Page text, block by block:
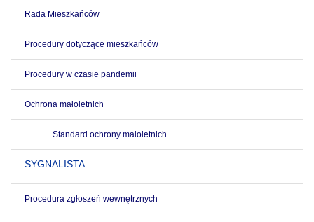
Rada Mieszkańców
Procedury dotyczące mieszkańców
Procedury w czasie pandemii
Ochrona małoletnich
Standard ochrony małoletnich
SYGNALISTA
Procedura zgłoszeń wewnętrznych